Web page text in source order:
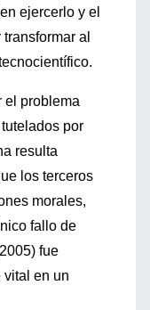
ejercerlo y el
al
el problema
por
resulta
los terceros
morales,
fallo de
fue
vital en un